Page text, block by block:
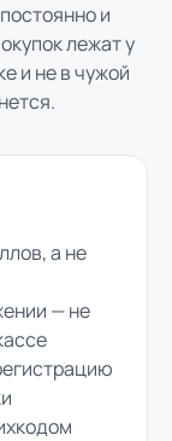
и
лежат у
и не в чужой
а не
— не